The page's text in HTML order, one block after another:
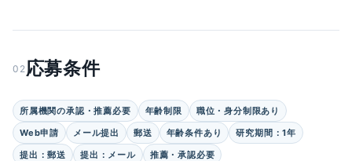
02 応募条件
所属機関の承認・推薦必要 年齢制限
職位・身分制限あり
Web申請
メール提出 郵送 年齢条件あり
研究期間：1年
提出：郵送
提出：メール 推薦・承認必要